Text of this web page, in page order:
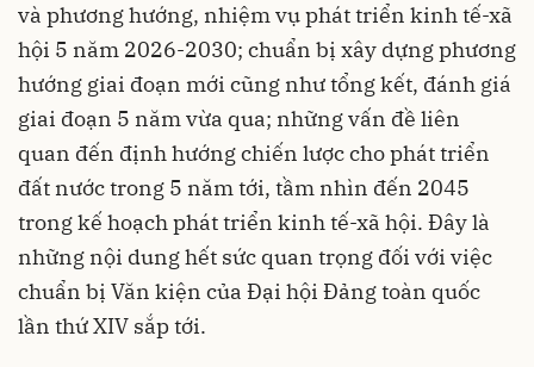
và phương hướng, nhiệm vụ phát triển kinh tế-xã
hội 5 năm 2026-2030; chuẩn bị xây dựng phương
hướng giai đoạn mới cũng như tổng kết, đánh giá
giai đoạn 5 năm vừa qua; những vấn đề liên
quan đến định hướng chiến lược cho phát triển
đất nước trong 5 năm tới, tầm nhìn đến 2045
trong kế hoạch phát triển kinh tế-xã hội. Đây là
những nội dung hết sức quan trọng đối với việc
chuẩn bị Văn kiện của Đại hội Đảng toàn quốc
lần thứ XIV sắp tới.